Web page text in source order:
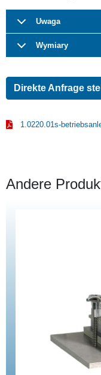
Uwaga
Wymiary
Direkte Anfrage
1.0220.01s-
Andere